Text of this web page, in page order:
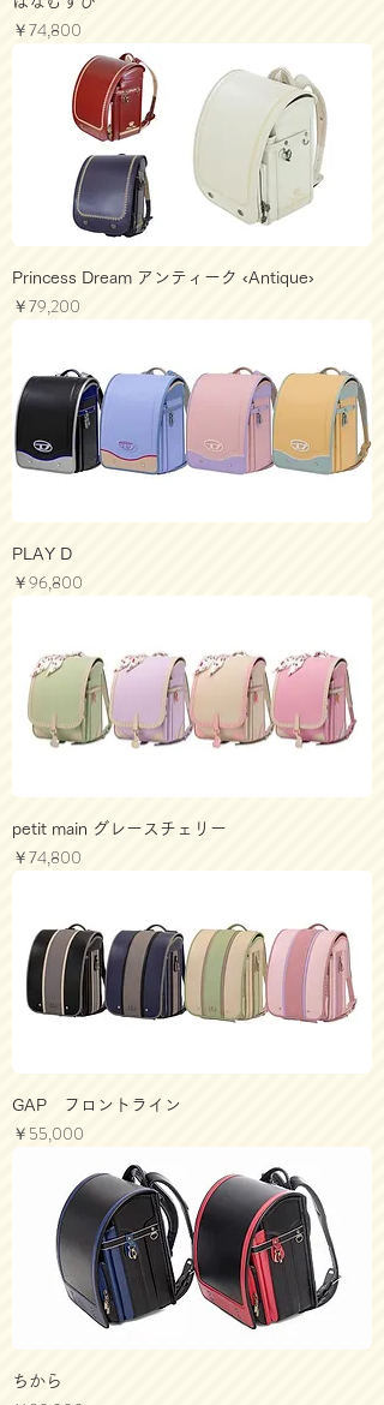
価格
￥74,800
Princess Dream アンティーク ‹Antique›
価格
￥79,200
PLAY D
価格
￥96,800
petit main グレースチェリー
価格
￥74,800
GAP フロントライン
価格
￥55,000
ちから